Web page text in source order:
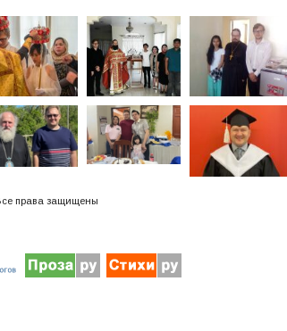
права защищены